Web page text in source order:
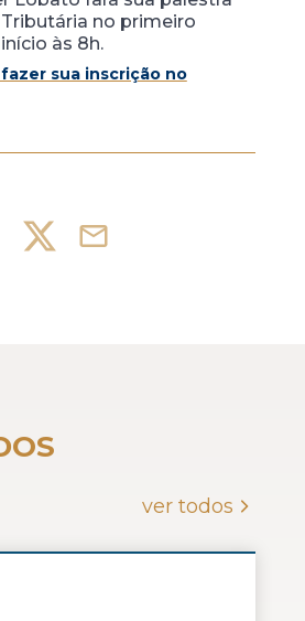
no primeiro
às 8h.
sua inscrição no
ver todos